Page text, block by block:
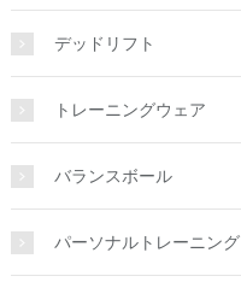
デッドリフト
トレーニングウェア
バランスボール
パーソナルトレーニング